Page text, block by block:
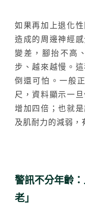
如果再加上退化
造成的周邊神經
變差，腳抬不高
步、越來越慢。
倒還可怕。一般
尺，資料顯示一
增加四倍；也就
及肌耐力的減弱，
警訊不分年齡
老」